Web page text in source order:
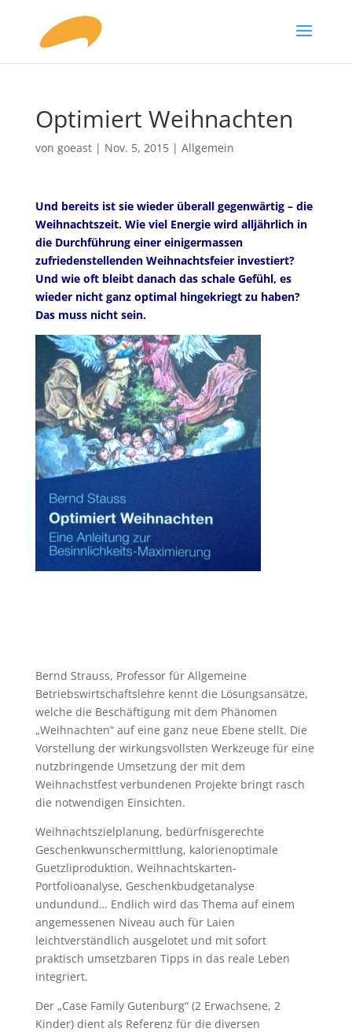
Optimiert Weihnachten
von goeast| Nov. 5, 2015| Allgemein
Und bereits ist sie wieder überall gegenwärtig – die
Weihnachtszeit. Wie viel Energie wird alljährlich in
die Durchführung einer einigermassen
zufriedenstellenden Weihnachtsfeier investiert?
Und wie oft bleibt danach das schale Gefühl, es
wieder nicht ganz optimal hingekriegt zu haben?
Das muss nicht sein.
Bernd Strauss, Professor für Allgemeine
Betriebswirtschaftslehre kennt die Lösungsansätze,
welche die Beschäftigung mit dem Phänomen
„Weihnachten“ auf eine ganz neue Ebene stellt. Die
Vorstellung der wirkungsvollsten Werkzeuge für eine
nutzbringende Umsetzung der mit dem
Weihnachstfest verbundenen Projekte bringt rasch
die notwendigen Einsichten.
Weihnachtszielplanung, bedürfnisgerechte
Geschenkwunschermittlung, kalorienoptimale
Guetzliproduktion, Weihnachtskarten-
Portfolioanalyse, Geschenkbudgetanalyse
undundund… Endlich wird das Thema auf einem
angemessenen Niveau auch für Laien
leichtverständlich ausgelotet und mit sofort
praktisch umsetzbaren Tipps in das reale Leben
integriert.
Der „Case Family Gutenburg“ (2 Erwachsene, 2
Kinder) dient als Referenz für die diversen